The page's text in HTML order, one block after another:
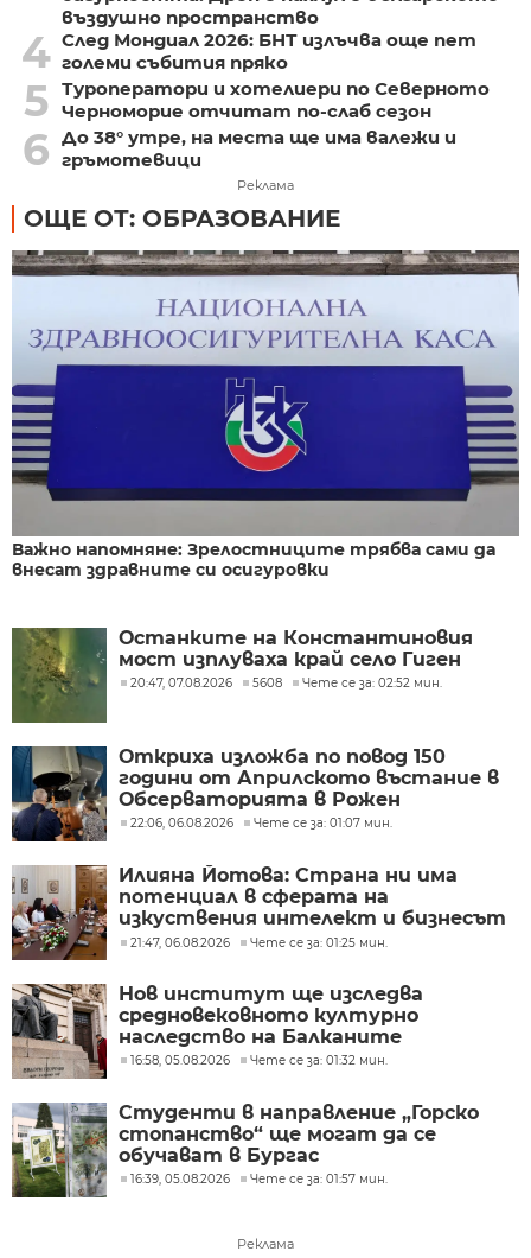
въздушно пространство
4 След Мондиал 2026: БНТ излъчва още пет
големи събития пряко
5 Туроператори и хотелиери по Северното
Черноморие отчитат по-слаб сезон
6 До 38° утре, на места ще има валежи и
гръмотевици
Реклама
ОЩЕ ОТ: ОБРАЗОВАНИЕ
Важно напомняне: Зрелостниците трябва сами да
внесат здравните си осигуровки
Останките на Константиновия
мост изплуваха край село Гиген
20:47, 07.08.2026 5608 Чете се за: 02:52 мин.
Откриха изложба по повод 150
години от Априлското въстание в
Обсерваторията в Рожен
22:06, 06.08.2026 Чете се за: 01:07 мин.
Илияна Йотова: Страна ни има
потенциал в сферата на
изкуствения интелект и бизнесът
забелязва тези перспективи
21:47, 06.08.2026 Чете се за: 01:25 мин.
Нов институт ще изследва
средновековното културно
наследство на Балканите
16:58, 05.08.2026 Чете се за: 01:32 мин.
Студенти в направление „Горско
стопанство“ ще могат да се
обучават в Бургас
16:39, 05.08.2026 Чете се за: 01:57 мин.
Реклама